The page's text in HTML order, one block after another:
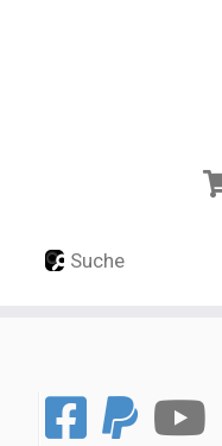
Suche